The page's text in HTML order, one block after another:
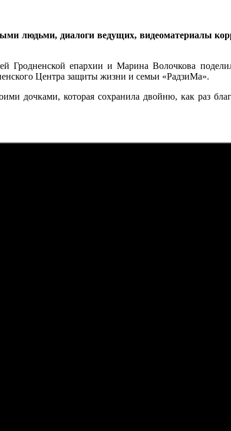
людьми, диалоги ведущих, видеоматериалы
Гродненской епархии и Марина Волочкова
Центра защиты жизни и семьи «РадзиМа».
дочками, которая сохранила двойню, как раз